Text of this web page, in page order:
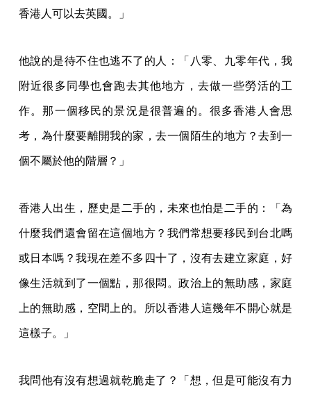
香港人可以去英國。」
他說的是待不住也逃不了的人：「八零、九零年代，我
附近很多同學也會跑去其他地方，去做一些勞活的工
作。那一個移民的景況是很普遍的。很多香港人會思
考，為什麼要離開我的家，去一個陌生的地方？去到一
個不屬於他的階層？」
香港人出生，歷史是二手的，未來也怕是二手的：「為
什麼我們還會留在這個地方？我們常想要移民到台北嗎
或日本嗎？我現在差不多四十了，沒有去建立家庭，好
像生活就到了一個點，那很悶。政治上的無助感，家庭
上的無助感，空間上的。所以香港人這幾年不開心就是
這樣子。」
我問他有沒有想過就乾脆走了？「想，但是可能沒有力